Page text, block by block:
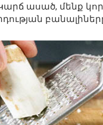
Կարճ ասած, մենք